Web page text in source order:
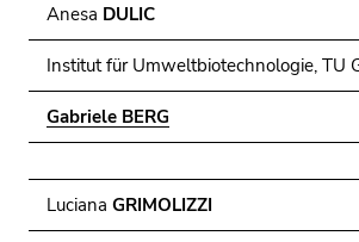
Anesa DULIC
Institut für Umweltbiotechnologie, TU
Gabriele BERG
Luciana GRIMOLIZZI